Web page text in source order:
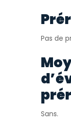
Pas de
Sans.